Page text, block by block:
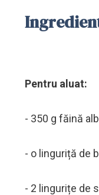
Pentru aluat:
- 350 g făină
- o linguriță de
- 2 lingurițe de